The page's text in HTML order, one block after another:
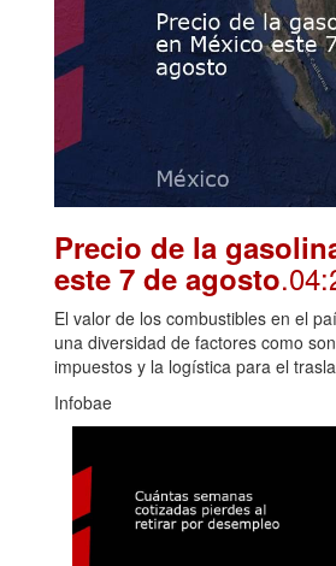
Precio de la
este 7 de agosto
El valor de los combustibles en el
una diversidad de factores como
impuestos y la logística para el
Infobae